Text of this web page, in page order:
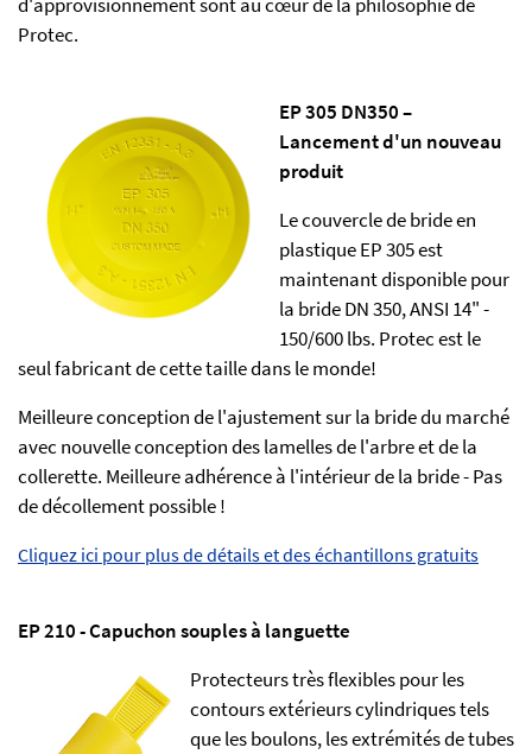
Protec.
EP 305 DN350 –
Lancement d'un nouveau
produit
Le couvercle de bride en
plastique EP 305 est
maintenant disponible pour
la bride DN 350, ANSI 14" -
150/600 lbs. Protec est le
seul fabricant de cette taille dans le monde!
Meilleure conception de l'ajustement sur la bride du marché
avec nouvelle conception des lamelles de l'arbre et de la
collerette. Meilleure adhérence à l'intérieur de la bride - Pas
de décollement possible !
Cliquez ici pour plus de détails et des échantillons gratuits
EP 210 - Capuchon souples à languette
Protecteurs très flexibles pour les
contours extérieurs cylindriques tels
que les boulons, les extrémités de tubes